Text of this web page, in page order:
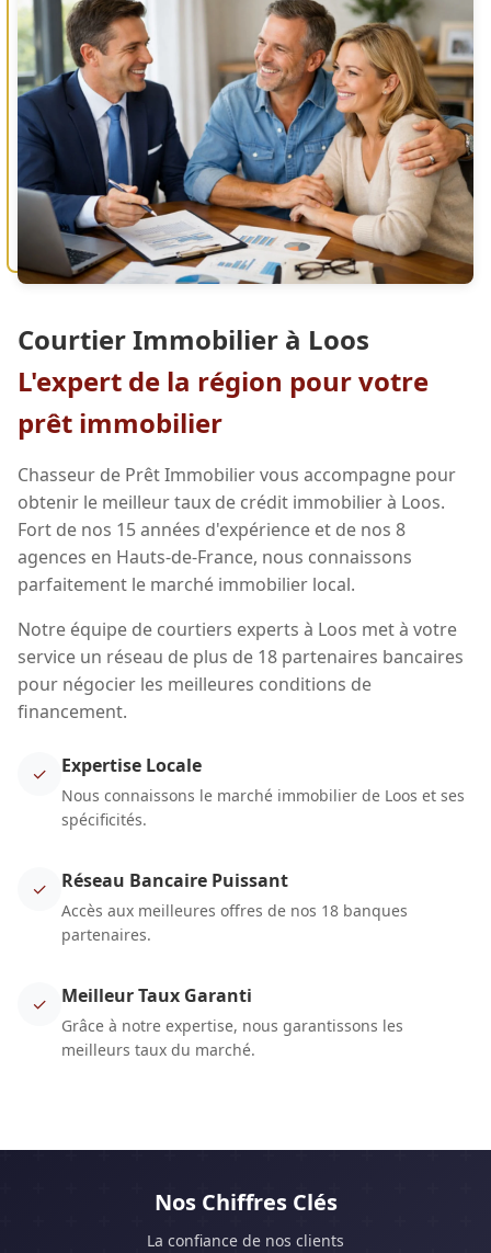
Courtier Immobilier à Loos
L'expert de la région pour votre
prêt immobilier
Chasseur de Prêt Immobilier vous accompagne pour
obtenir le meilleur taux de crédit immobilier à Loos.
Fort de nos 15 années d'expérience et de nos 8
agences en Hauts-de-France, nous connaissons
parfaitement le marché immobilier local.
Notre équipe de courtiers experts à Loos met à votre
service un réseau de plus de 18 partenaires bancaires
pour négocier les meilleures conditions de
financement.
✓ Expertise Locale
Nous connaissons le marché immobilier de Loos et ses
spécificités.
✓ Réseau Bancaire Puissant
Accès aux meilleures offres de nos 18 banques
partenaires.
✓ Meilleur Taux Garanti
Grâce à notre expertise, nous garantissons les
meilleurs taux du marché.
Nos Chiffres Clés
La confiance de nos clients